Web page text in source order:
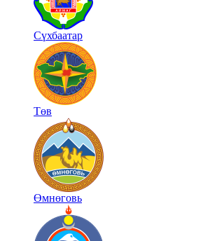
Сүхбаатар
Төв
Өмнөговь